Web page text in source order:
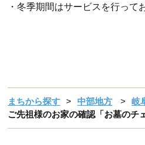
・冬季期間はサービスを行って
まちから探す 中部地方 岐
ご先祖様のお家の確認「お墓のチ